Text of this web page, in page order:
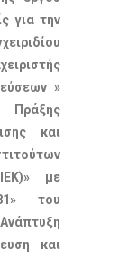
για την
»
Πράξης
και
με
του
και